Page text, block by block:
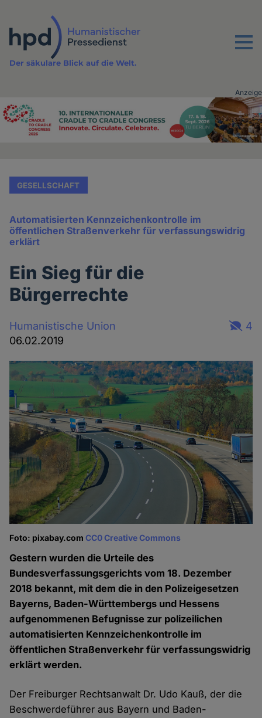
Inhalt
Menu
Der säkulare Blick auf die Welt.
Advertising
Anzeige
GESELLSCHAFT
Automatisierten Kennzeichenkontrolle im
öffentlichen Straßenverkehr für verfassungswidrig
erklärt
Ein Sieg für die
Bürgerrechte
Humanistische Union
06.02.2019
4
Foto: pixabay.comCC0 Creative Commons
Gestern wurden die Urteile des
Bundesverfassungsgerichts vom 18. Dezember
2018 bekannt, mit dem die in den Polizeigesetzen
Bayerns, Baden-Württembergs und Hessens
aufgenommenen Befugnisse zur polizeilichen
automatisierten Kennzeichenkontrolle im
öffentlichen Straßenverkehr für verfassungswidrig
erklärt werden.
Der Freiburger Rechtsanwalt Dr. Udo Kauß, der die
Beschwerdeführer aus Bayern und Baden-